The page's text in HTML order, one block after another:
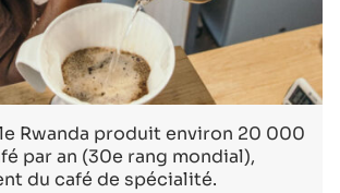
Rwanda produit environ 20 000
par an (30e rang mondial),
du café de spécialité.